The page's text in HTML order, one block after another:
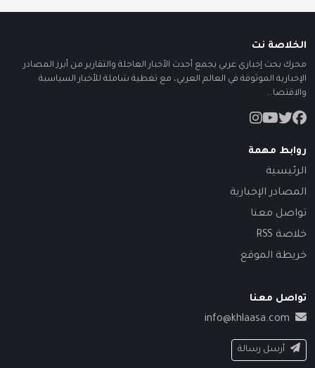
الخلاصة نت
محرك بحث إخباري عربي يجمع أحدث الأخبار العاجلة والتقارير من أبرز المصادر
الإخبارية الموثوقة في العالم العربي، مع تغطية شاملة للأخبار السياسية
والاقتصا...
روابط مهمة
الرئيسية
المصادر الإخبارية
تواصل معنا
خلاصة RSS
خريطة الموقع
تواصل معنا
info@khlaasa.com
أرسل رسالة